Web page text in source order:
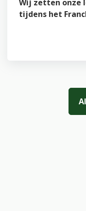
Wij zetten onze
tijdens het